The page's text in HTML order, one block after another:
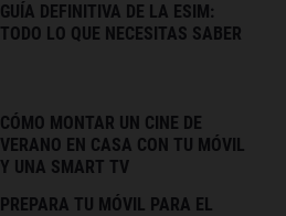
GUÍA DEFINITIVA DE LA ESIM:
TODO LO QUE NECESITAS SABER
CÓMO MONTAR UN CINE DE
VERANO EN CASA CON TU MÓVIL
Y UNA SMART TV
PREPARA TU MÓVIL PARA EL